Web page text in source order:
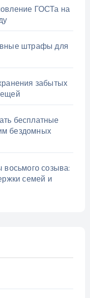
ГОСТа на
штрафы для
забытых
бесплатные
бездомных
восьмого созыва:
семей и